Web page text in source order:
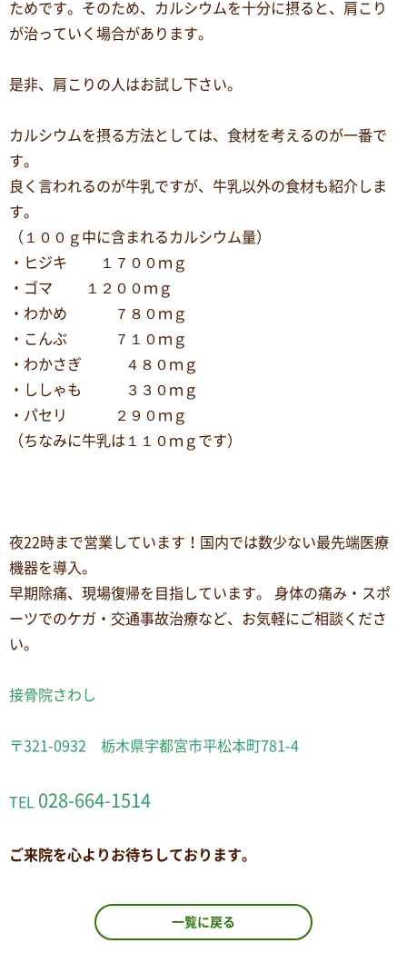
ためです。そのため、カルシウムを十分に摂ると、肩こり
が治っていく場合があります。
是非、肩こりの人はお試し下さい。
カルシウムを摂る方法としては、食材を考えるのが一番で
す。
良く言われるのが牛乳ですが、牛乳以外の食材も紹介しま
す。
（１００ｇ中に含まれるカルシウム量）
・ヒジキ １７００ｍｇ
・ゴマ １２００ｍｇ
・わかめ ７８０ｍｇ
・こんぶ ７１０ｍｇ
・わかさぎ ４８０ｍｇ
・ししゃも ３３０ｍｇ
・パセリ ２９０ｍｇ
（ちなみに牛乳は１１０ｍｇです）
夜22時まで営業しています！国内では数少ない最先端医療
機器を導入。
早期除痛、現場復帰を目指しています。 身体の痛み・スポ
ーツでのケガ・交通事故治療など、お気軽にご相談くださ
い。
接骨院さわし
〒321-0932 栃木県宇都宮市平松本町781-4
TEL 028-664-1514
ご来院を心よりお待ちしております。
一覧に戻る